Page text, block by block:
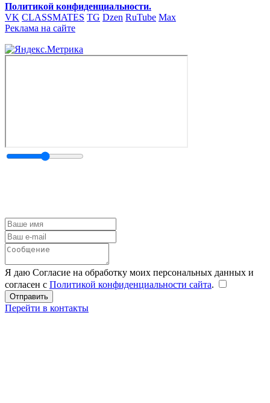
Политикой конфиденциальности.
VK CLASSMATES TG Dzen RuTube Max
Реклама на сайте
Я даю Согласие на обработку моих персональных данных и
согласен с Политикой конфиденциальности сайта.
Перейти в контакты